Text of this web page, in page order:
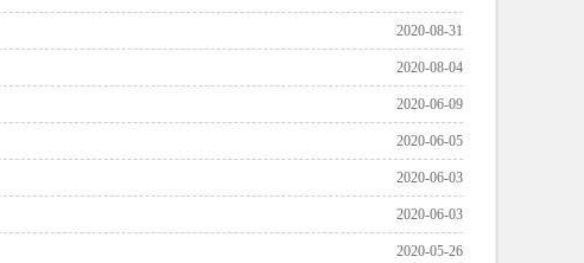
2020-08-31
2020-08-04
2020-06-09
2020-06-05
2020-06-03
2020-06-03
2020-05-26